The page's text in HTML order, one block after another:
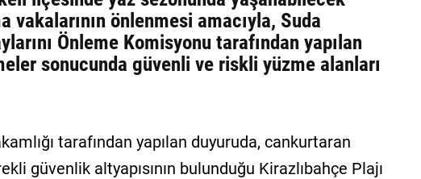
vakalarının önlenmesi amacıyla, Suda
Önleme Komisyonu tarafından yapılan
sonucunda güvenli ve riskli yüzme alanları
tarafından yapılan duyuruda, cankurtaran
güvenlik altyapısının bulunduğu Kirazlıbahçe Plajı